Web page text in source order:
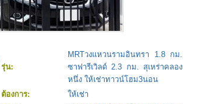
รุ่น:
MRTวงแหวนรามอินทรา 1.8 กม.
ซาฟารีเวิลด์ 2.3 กม. สุเหร่าคลอง
หนึ่ง ให้เช่าทาวน์โฮม3นอน
ต้องการ:
ให้เช่า